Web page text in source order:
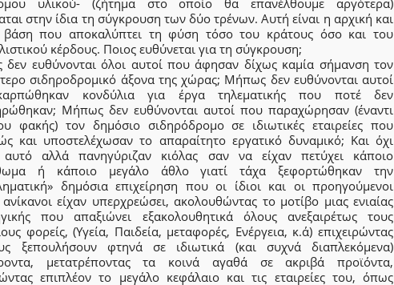
υλικού- (ζήτημα στο οποίο θα επανέλθουμε αργότερα)
στην ίδια τη σύγκρουση των δύο τρένων. Αυτή είναι η αρχική και
βάση που αποκαλύπτει τη φύση τόσο του κράτους όσο και του
κέρδους. Ποιος ευθύνεται για τη σύγκρουση;
ευθύνονται όλοι αυτοί που άφησαν δίχως καμία σήμανση τον
σιδηροδρομικό άξονα της χώρας; Μήπως δεν ευθύνονται αυτοί
κονδύλια για έργα τηλεματικής που ποτέ δεν
Μήπως δεν ευθύνονται αυτοί που παραχώρησαν (έναντι
φακής) τον δημόσιο σιδηρόδρομο σε ιδιωτικές εταιρείες που
και υποστελέχωσαν το απαραίτητο εργατικό δυναμικό; Και όχι
αλλά πανηγύριζαν κιόλας σαν να είχαν πετύχει κάποιο
ή κάποιο μεγάλο άθλο γιατί τάχα ξεφορτώθηκαν την
δημόσια επιχείρηση που οι ίδιοι και οι προηγούμενοι
ανίκανοι είχαν υπερχρεώσει, ακολουθώντας το μοτίβο μιας ενιαίας
που απαξιώνει εξακολουθητικά όλους ανεξαιρέτως τους
φορείς, (Υγεία, Παιδεία, μεταφορές, Ενέργεια, κ.ά) επιχειρώντας
ξεπουλήσουν φτηνά σε ιδιωτικά (και συχνά διαπλεκόμενα)
μετατρέποντας τα κοινά αγαθά σε ακριβά προϊόντα,
επιπλέον το μεγάλο κεφάλαιο και τις εταιρείες του, όπως